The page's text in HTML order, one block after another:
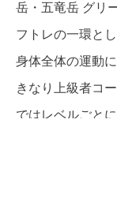
岳・五竜岳 グリ
フトレの一環と
身体全体の運動
きなり上級者コ
ではレベルごと